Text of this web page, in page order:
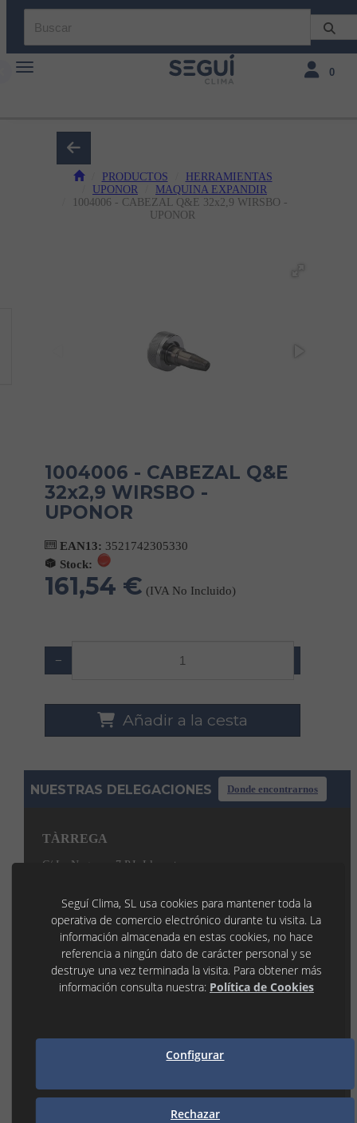
Toggle navigation Toggle
0
PRODUCTOS
HERRAMIENTAS
UPONOR
MAQUINA EXPANDIR
1004006 - CABEZAL Q&E 32x2,9 WIRSBO -
UPONOR
1004006 - CABEZAL Q&E
32x2,9 WIRSBO -
UPONOR
EAN13: 3521742305330
Stock:
161,54 € (IVA No Incluido)
−
Añadir a la cesta
NUESTRAS DELEGACIONES Donde encontrarnos
TÀRREGA
C/ La Noguera, 7 P.I. Llevant
tarrega@seguiclima.com
De 07:30H a 19:00H
LLEIDA
P.I. Les Canals 1
25190 LLEIDA (Lleida)
973 21 35 55
938 74 82 42
Seguí Clima, SL usa cookies para mantener toda la
operativa de comercio electrónico durante tu visita. La
información almacenada en estas cookies, no hace
referencia a ningún dato de carácter personal y se
destruye una vez terminada la visita. Para obtener más
información consulta nuestra: Política de Cookies
Configurar
Rechazar